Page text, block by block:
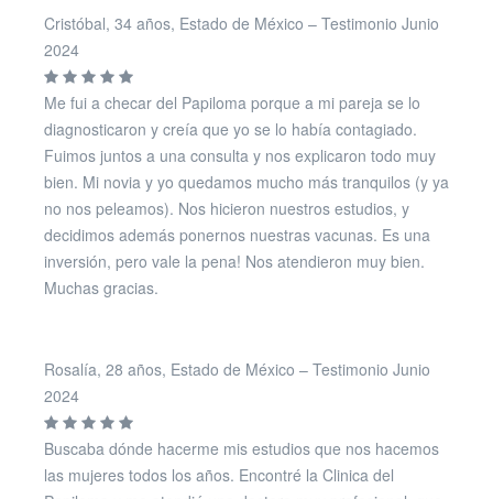
Cristóbal, 34 años, Estado de México – Testimonio Junio
2024
Me fui a checar del Papiloma porque a mi pareja se lo
diagnosticaron y creía que yo se lo había contagiado.
Fuimos juntos a una consulta y nos explicaron todo muy
bien. Mi novia y yo quedamos mucho más tranquilos (y ya
no nos peleamos). Nos hicieron nuestros estudios, y
decidimos además ponernos nuestras vacunas. Es una
inversión, pero vale la pena! Nos atendieron muy bien.
Muchas gracias.
Rosalía, 28 años, Estado de México – Testimonio Junio
2024
Buscaba dónde hacerme mis estudios que nos hacemos
las mujeres todos los años. Encontré la Clinica del